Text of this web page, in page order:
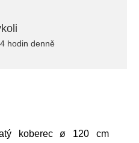
hodin denně
koberec ø 120 cm